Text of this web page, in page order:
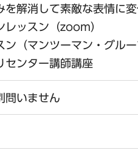
を解消して素敵な表情に
レッスン（zoom）
ン（マンツーマン・グルー
センター講師講座
問いません